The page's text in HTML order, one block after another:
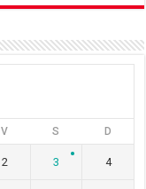
V S D
2 3 4